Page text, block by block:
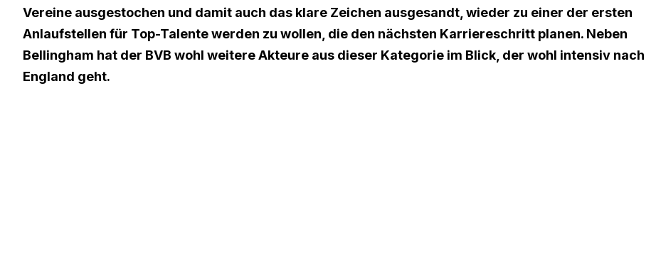
Vereine ausgestochen und damit auch das klare Zeichen ausgesandt, wieder zu einer der ersten
Anlaufstellen für Top-Talente werden zu wollen, die den nächsten Karriereschritt planen. Neben
Bellingham hat der BVB wohl weitere Akteure aus dieser Kategorie im Blick, der wohl intensiv nach
England geht.